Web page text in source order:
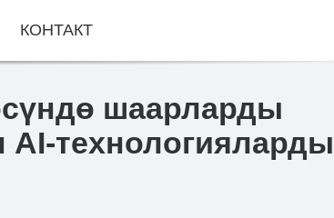
шаарларды
AI-технологияларды
КОНТАКТ